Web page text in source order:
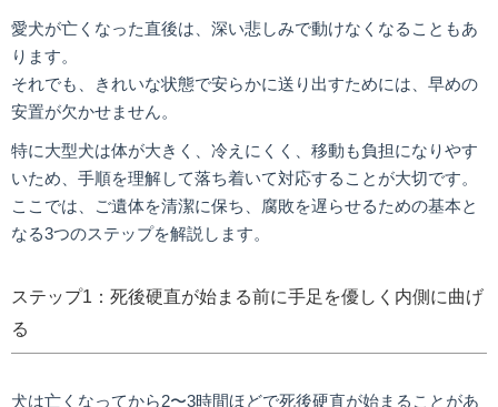
愛犬が亡くなった直後は、深い悲しみで動けなくなることもあ
ります。
それでも、きれいな状態で安らかに送り出すためには、早めの
安置が欠かせません。
特に大型犬は体が大きく、冷えにくく、移動も負担になりやす
いため、手順を理解して落ち着いて対応することが大切です。
ここでは、ご遺体を清潔に保ち、腐敗を遅らせるための基本と
なる3つのステップを解説します。
ステップ1：死後硬直が始まる前に手足を優しく内側に曲げ
る
犬は亡くなってから2〜3時間ほどで死後硬直が始まることがあ